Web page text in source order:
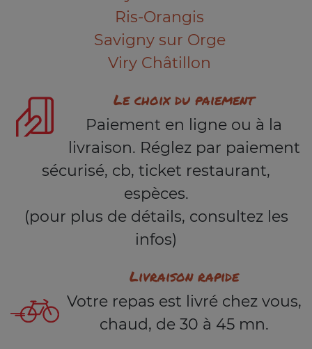
Ris-Orangis
Savigny sur Orge
Viry Châtillon
Le choix du paiement
Paiement en ligne ou à la
livraison. Réglez par paiement
sécurisé, cb, ticket restaurant,
espèces.
(pour plus de détails, consultez les
infos)
Livraison rapide
Votre repas est livré chez vous,
chaud, de 30 à 45 mn.